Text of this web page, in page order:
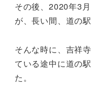
その後、2020年3
が、長い間、道の
そんな時に、吉祥
ている途中に道の
た。